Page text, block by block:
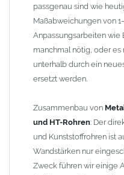
passgenau sind wie
Maßabweichungen von
Anpassungsarbeiten wie
manchmal nötig, oder es
unterhalb durch ein
ersetzt werden.
Zusammenbau von
und HT-Rohren: Der
und Kunststoffrohren ist
Wandstärken nur
Zweck führen wir einige